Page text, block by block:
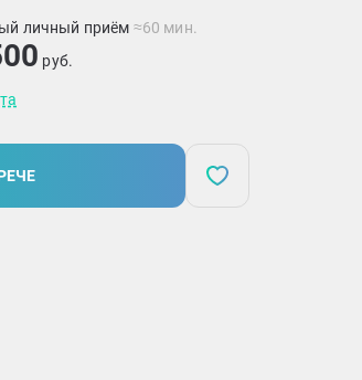
личный приём ≈60 мин.
руб.